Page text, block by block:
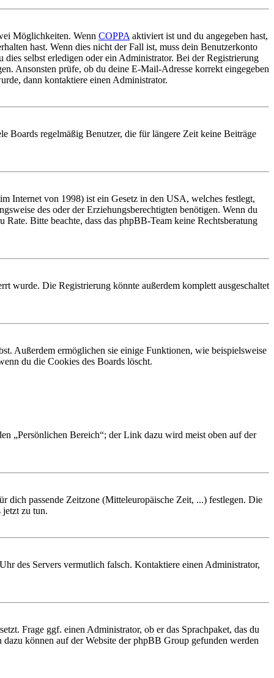
Möglichkeiten. Wenn COPPA aktiviert ist und du angegeben hast,
hast. Wenn dies nicht der Fall ist, muss dein Benutzerkonto
selbst erledigen oder ein Administrator. Bei der Registrierung
Ansonsten prüfe, ob du deine E-Mail-Adresse korrekt eingegeben
dann kontaktiere einen Administrator.
Boards regelmäßig Benutzer, die für längere Zeit keine Beiträge
Internet von 1998) ist ein Gesetz in den USA, welches festlegt,
des oder der Erziehungsberechtigten benötigen. Wenn du
Bitte beachte, dass das phpBB-Team keine Rechtsberatung
wurde. Die Registrierung könnte außerdem komplett ausgeschaltet
Außerdem ermöglichen sie einige Funktionen, wie beispielsweise
du die Cookies des Boards löscht.
„Persönlichen Bereich“; der Link dazu wird meist oben auf der
dich passende Zeitzone (Mitteleuropäische Zeit, ...) festlegen. Die
jetzt zu tun.
des Servers vermutlich falsch. Kontaktiere einen Administrator,
Frage ggf. einen Administrator, ob er das Sprachpaket, das du
können auf der Website der phpBB Group gefunden werden